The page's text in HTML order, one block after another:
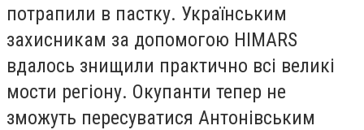
потрапили в пастку. Українським
захисникам за допомогою HIMARS
вдалось знищили практично всі великі
мости регіону. Окупанти тепер не
зможуть пересуватися Антонівським